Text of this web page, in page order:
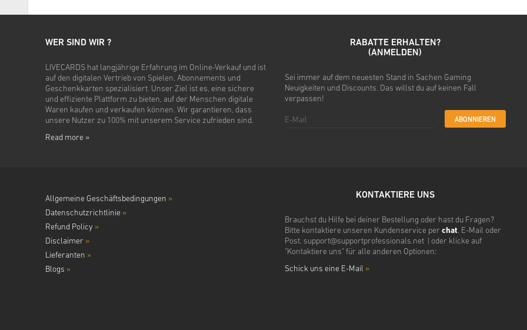
WER SIND WIR ?
LIVECARDS hat langjährige Erfahrung im Online-Verkauf und ist
auf den digitalen Vertrieb von Spielen, Abonnements und
Geschenkkarten spezialisiert. Unser Ziel ist es, eine sichere
und effiziente Plattform zu bieten, auf der Menschen digitale
Waren kaufen und verkaufen können. Wir garantieren, dass
unsere Nutzer zu 100% mit unserem Service zufrieden sind.
Read more »
RABATTE ERHALTEN?
(ANMELDEN)
Sei immer auf dem neuesten Stand in Sachen Gaming
Neuigkeiten und Discounts. Das willst du auf keinen Fall
verpassen!
ABONNIEREN
Allgemeine Geschäftsbedingungen »
Datenschutzrichtlinie »
Refund Policy »
Disclaimer »
Lieferanten »
Blogs »
KONTAKTIERE UNS
Brauchst du Hilfe bei deiner Bestellung oder hast du Fragen?
Bitte kontaktiere unseren Kundenservice per chat, E-Mail oder
Post. support@supportprofessionals.net| oder klicke auf
"Kontaktiere uns" für alle anderen Optionen:
Schick uns eine E-Mail »